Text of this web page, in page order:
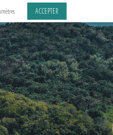
ACCEPTER